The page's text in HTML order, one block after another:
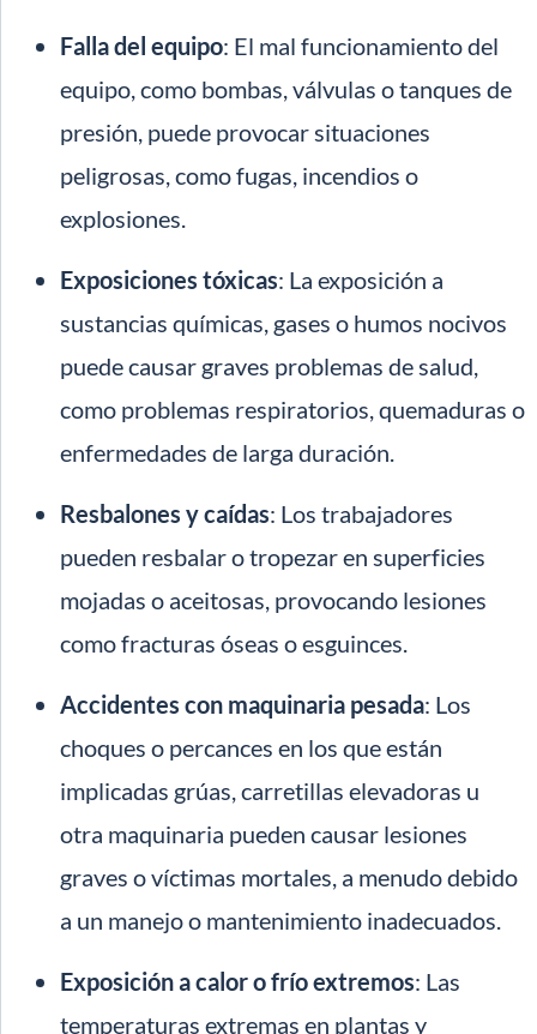
Falla del equipo: El mal funcionamiento del
equipo, como bombas, válvulas o tanques de
presión, puede provocar situaciones
peligrosas, como fugas, incendios o
explosiones.
Exposiciones tóxicas: La exposición a
sustancias químicas, gases o humos nocivos
puede causar graves problemas de salud,
como problemas respiratorios, quemaduras o
enfermedades de larga duración.
Resbalones y caídas: Los trabajadores
pueden resbalar o tropezar en superficies
mojadas o aceitosas, provocando lesiones
como fracturas óseas o esguinces.
Accidentes con maquinaria pesada: Los
choques o percances en los que están
implicadas grúas, carretillas elevadoras u
otra maquinaria pueden causar lesiones
graves o víctimas mortales, a menudo debido
a un manejo o mantenimiento inadecuados.
Exposición a calor o frío extremos: Las
temperaturas extremas en plantas y